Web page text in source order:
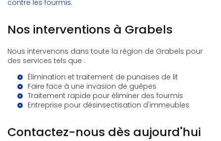
contre les fourmis.
Nos interventions à Grabels
Nous intervenons dans toute la région de Grabels pour
des services tels que :
Élimination et traitement de punaises de lit
Faire face à une invasion de guêpes
Traitement rapide pour éliminer des fourmis
Entreprise pour désinsectisation d'immeubles
Contactez-nous dès aujourd'hui